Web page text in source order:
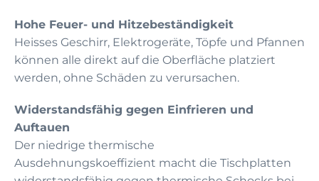
Hohe Feuer- und Hitzebeständigkeit
Heisses Geschirr, Elektrogeräte, Töpfe und Pfannen
können alle direkt auf die Oberfläche platziert
werden, ohne Schäden zu verursachen.
Widerstandsfähig gegen Einfrieren und
Auftauen
Der niedrige thermische
Ausdehnungskoeffizient macht die Tischplatten